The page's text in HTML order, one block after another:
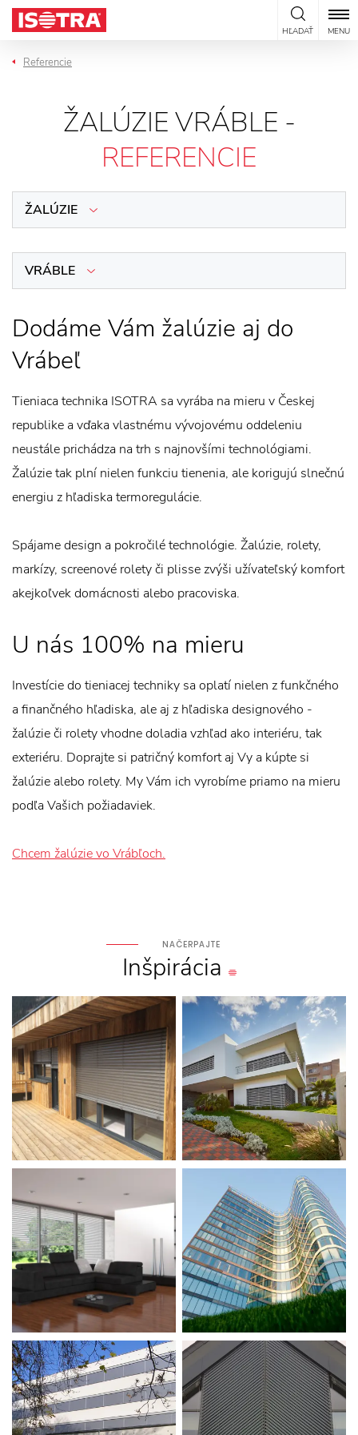
Preskočiť na obsah
HĽADAŤ MENU
Referencie
ŽALÚZIE VRÁBLE -
REFERENCIE
ŽALÚZIE
VRÁBLE
Dodáme Vám žalúzie aj do
Vrábeľ
Tieniaca technika ISOTRA sa vyrába na mieru v Českej
republike a vďaka vlastnému vývojovému oddeleniu
neustále prichádza na trh s najnovšími technológiami.
Žalúzie tak plní nielen funkciu tienenia, ale korigujú slnečnú
energiu z hľadiska termoregulácie.
Spájame design a pokročilé technológie. Žalúzie, rolety,
markízy, screenové rolety či plisse zvýši užívateľský komfort
akejkoľvek domácnosti alebo pracoviska.
U nás 100% na mieru
Investície do tieniacej techniky sa oplatí nielen z funkčného
a finančného hľadiska, ale aj z hľadiska designového -
žalúzie či rolety vhodne doladia vzhľad ako interiéru, tak
exteriéru. Doprajte si patričný komfort aj Vy a kúpte si
žalúzie alebo rolety. My Vám ich vyrobíme priamo na mieru
podľa Vašich požiadaviek.
Chcem žalúzie vo Vrábľoch.
NAČERPAJTE
Inšpirácia